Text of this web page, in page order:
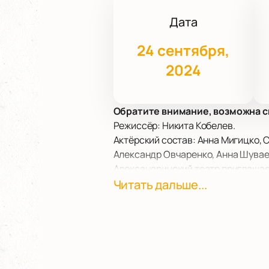
Дата
24 сентября,
2024
Обратите внимание, возможна
Режиссёр: Никита Кобелев.
Актёрский состав: Анна Мигицко,
Александр Овчаренко, Анна
Александринский театр
им. А.С. Пушкина. Эпическая драма
Читать дальше...